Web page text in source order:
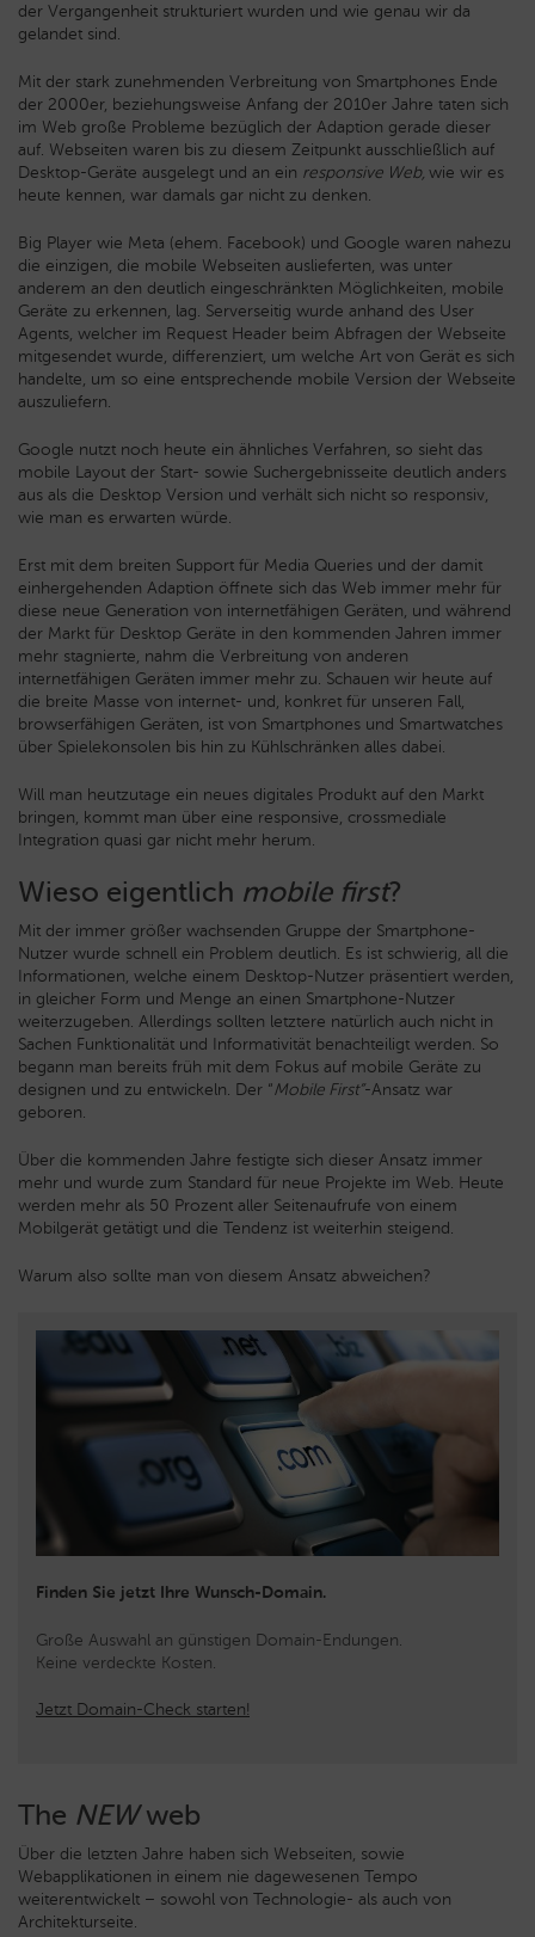
der Vergangenheit strukturiert wurden und wie genau wir da
gelandet sind.
Mit der stark zunehmenden Verbreitung von Smartphones Ende
der 2000er, beziehungsweise Anfang der 2010er Jahre taten sich
im Web große Probleme bezüglich der Adaption gerade dieser
auf. Webseiten waren bis zu diesem Zeitpunkt ausschließlich auf
Desktop-Geräte ausgelegt und an ein responsive Web, wie wir es
heute kennen, war damals gar nicht zu denken.
Big Player wie Meta (ehem. Facebook) und Google waren nahezu
die einzigen, die mobile Webseiten auslieferten, was unter
anderem an den deutlich eingeschränkten Möglichkeiten, mobile
Geräte zu erkennen, lag. Serverseitig wurde anhand des User
Agents, welcher im Request Header beim Abfragen der Webseite
mitgesendet wurde, differenziert, um welche Art von Gerät es sich
handelte, um so eine entsprechende mobile Version der Webseite
auszuliefern.
Google nutzt noch heute ein ähnliches Verfahren, so sieht das
mobile Layout der Start- sowie Suchergebnisseite deutlich anders
aus als die Desktop Version und verhält sich nicht so responsiv,
wie man es erwarten würde.
Erst mit dem breiten Support für Media Queries und der damit
einhergehenden Adaption öffnete sich das Web immer mehr für
diese neue Generation von internetfähigen Geräten, und während
der Markt für Desktop Geräte in den kommenden Jahren immer
mehr stagnierte, nahm die Verbreitung von anderen
internetfähigen Geräten immer mehr zu. Schauen wir heute auf
die breite Masse von internet- und, konkret für unseren Fall,
browserfähigen Geräten, ist von Smartphones und Smartwatches
über Spielekonsolen bis hin zu Kühlschränken alles dabei.
Will man heutzutage ein neues digitales Produkt auf den Markt
bringen, kommt man über eine responsive, crossmediale
Integration quasi gar nicht mehr herum.
Wieso eigentlich mobile first?
Mit der immer größer wachsenden Gruppe der Smartphone-
Nutzer wurde schnell ein Problem deutlich. Es ist schwierig, all die
Informationen, welche einem Desktop-Nutzer präsentiert werden,
in gleicher Form und Menge an einen Smartphone-Nutzer
weiterzugeben. Allerdings sollten letztere natürlich auch nicht in
Sachen Funktionalität und Informativität benachteiligt werden. So
begann man bereits früh mit dem Fokus auf mobile Geräte zu
designen und zu entwickeln. Der “Mobile First”-Ansatz war
geboren.
Über die kommenden Jahre festigte sich dieser Ansatz immer
mehr und wurde zum Standard für neue Projekte im Web. Heute
werden mehr als 50 Prozent aller Seitenaufrufe von einem
Mobilgerät getätigt und die Tendenz ist weiterhin steigend.
Warum also sollte man von diesem Ansatz abweichen?
Finden Sie jetzt Ihre Wunsch-Domain.
Große Auswahl an günstigen Domain-Endungen.
Keine verdeckte Kosten.
Jetzt Domain-Check starten!
The NEWweb
Über die letzten Jahre haben sich Webseiten, sowie
Webapplikationen in einem nie dagewesenen Tempo
weiterentwickelt – sowohl von Technologie- als auch von
Architekturseite.